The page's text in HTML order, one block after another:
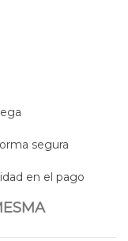
segura
en el pago